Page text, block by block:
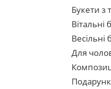
Букети з
Вітальні
Весільні
Для